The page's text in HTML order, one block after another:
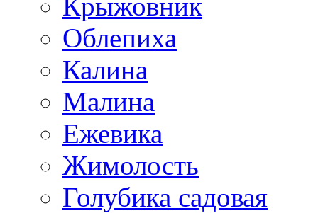
Облепиха
Калина
Малина
Ежевика
Жимолость
Голубика садовая